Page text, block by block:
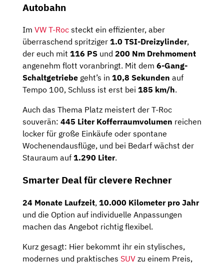
Autobahn
Im VW T-Roc steckt ein effizienter, aber
überraschend spritziger 1.0 TSI-Dreizylinder,
der euch mit 116 PS und 200 Nm Drehmoment
angenehm flott voranbringt. Mit dem 6-Gang-
Schaltgetriebe geht’s in 10,8 Sekunden auf
Tempo 100, Schluss ist erst bei 185 km/h.
Auch das Thema Platz meistert der T-Roc
souverän: 445 Liter Kofferraumvolumen reichen
locker für große Einkäufe oder spontane
Wochenendausflüge, und bei Bedarf wächst der
Stauraum auf 1.290 Liter.
Smarter Deal für clevere Rechner
24 Monate Laufzeit, 10.000 Kilometer pro Jahr
und die Option auf individuelle Anpassungen
machen das Angebot richtig flexibel.
Kurz gesagt: Hier bekommt ihr ein stylisches,
modernes und praktisches SUV zu einem Preis,